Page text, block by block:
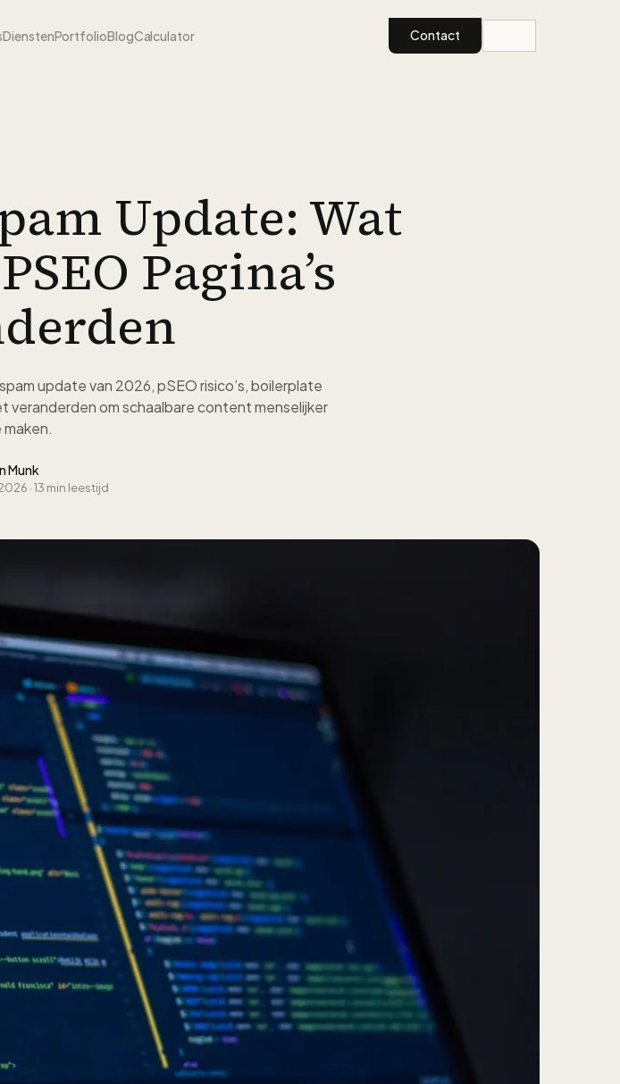
DienstenPortfolioBlogCalculator Contact
Update: Wat
Pagina’s
update van 2026, pSEO risico’s, boilerplate
om schaalbare content menselijker
maken.
Munk
·13 min leestijd